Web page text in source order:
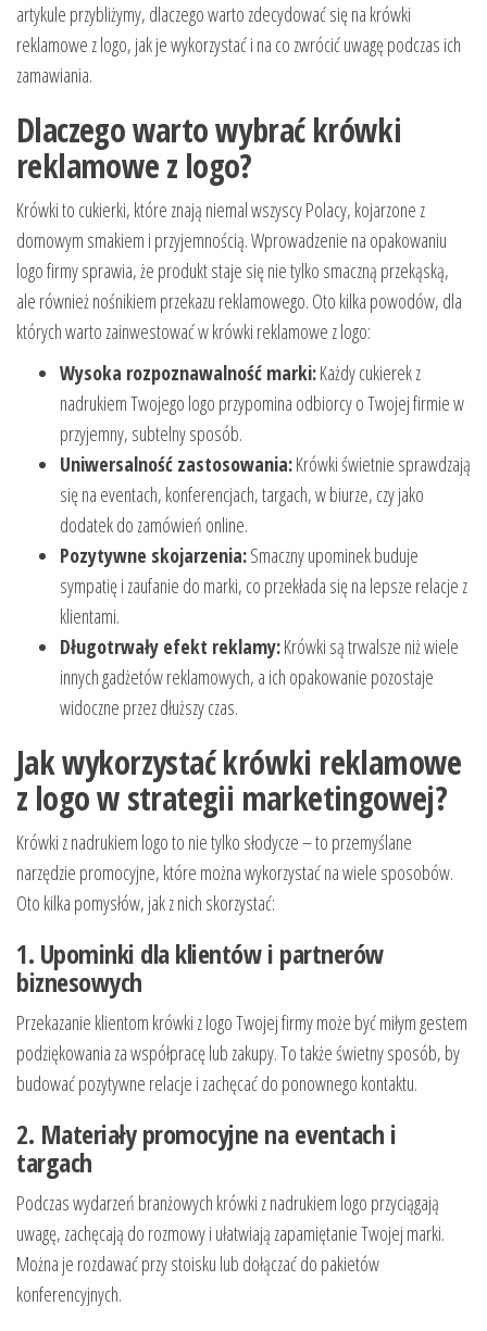
artykule przybliżymy, dlaczego warto zdecydować się na krówki
reklamowe z logo, jak je wykorzystać i na co zwrócić uwagę podczas ich
zamawiania.
Dlaczego warto wybrać krówki
reklamowe z logo?
Krówki to cukierki, które znają niemal wszyscy Polacy, kojarzone z
domowym smakiem i przyjemnością. Wprowadzenie na opakowaniu
logo firmy sprawia, że produkt staje się nie tylko smaczną przekąską,
ale również nośnikiem przekazu reklamowego. Oto kilka powodów, dla
których warto zainwestować w krówki reklamowe z logo:
Wysoka rozpoznawalność marki:Każdy cukierek z
nadrukiem Twojego logo przypomina odbiorcy o Twojej firmie w
przyjemny, subtelny sposób.
Uniwersalność zastosowania:Krówki świetnie sprawdzają
się na eventach, konferencjach, targach, w biurze, czy jako
dodatek do zamówień online.
Pozytywne skojarzenia:Smaczny upominek buduje
sympatię i zaufanie do marki, co przekłada się na lepsze relacje z
klientami.
Długotrwały efekt reklamy:Krówki są trwalsze niż wiele
innych gadżetów reklamowych, a ich opakowanie pozostaje
widoczne przez dłuższy czas.
Jak wykorzystać krówki reklamowe
z logo w strategii marketingowej?
Krówki z nadrukiem logo to nie tylko słodycze – to przemyślane
narzędzie promocyjne, które można wykorzystać na wiele sposobów.
Oto kilka pomysłów, jak z nich skorzystać:
1. Upominki dla klientów i partnerów
biznesowych
Przekazanie klientom krówki z logo Twojej firmy może być miłym gestem
podziękowania za współpracę lub zakupy. To także świetny sposób, by
budować pozytywne relacje i zachęcać do ponownego kontaktu.
2. Materiały promocyjne na eventach i
targach
Podczas wydarzeń branżowych krówki z nadrukiem logo przyciągają
uwagę, zachęcają do rozmowy i ułatwiają zapamiętanie Twojej marki.
Można je rozdawać przy stoisku lub dołączać do pakietów
konferencyjnych.